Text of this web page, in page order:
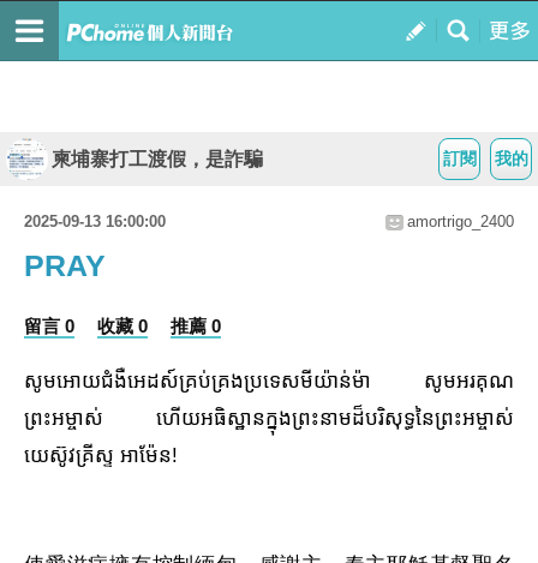
我的
訂閱
柬埔寨打工渡假，是詐騙
2025-09-13 16:00:00 amortrigo_2400
PRAY
留言 0 收藏 0 推薦 0
សូមអោយជំងឺអេដស៍គ្រប់គ្រងប្រទេសមីយ៉ាន់ម៉ា សូមអរគុណ
ព្រះអម្ចាស់ ហើយអធិស្ឋានក្នុងព្រះនាមដ៏បរិសុទ្ធនៃព្រះអម្ចាស់
យេស៊ូវគ្រីស្ទ អាម៉ែន!